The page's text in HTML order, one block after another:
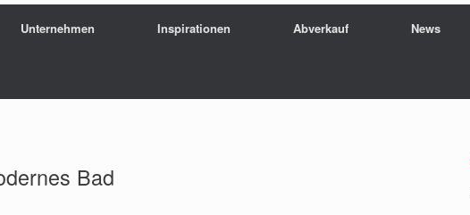
Unternehmen Inspirationen Abverkauf News
Bad